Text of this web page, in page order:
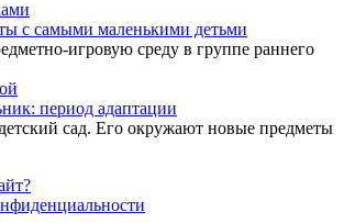
с самыми маленькими детьми
игровую среду в группе раннего
период адаптации
сад. Его окружают новые предметы